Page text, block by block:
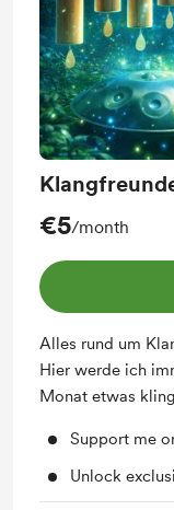
€5/month
Alles rund um
Hier werde ich
Monat etwas
Support me
Unlock